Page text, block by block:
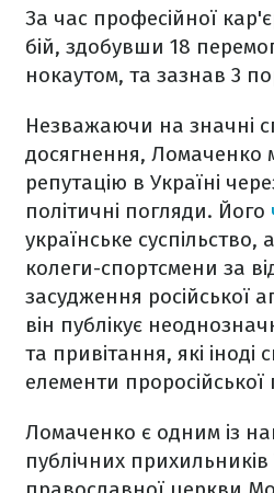
За час професійної
бій, здобувши 18
нокаутом, та зазнав 3
Незважаючи на значні
досягнення, Ломаченко
репутацію в Україні
політичні погляди. Його
українське суспільство,
колеги-спортсмени за
засудження російської
він публікує
та привітання, які
елементи
Ломаченко є одним із
публічних прихильників